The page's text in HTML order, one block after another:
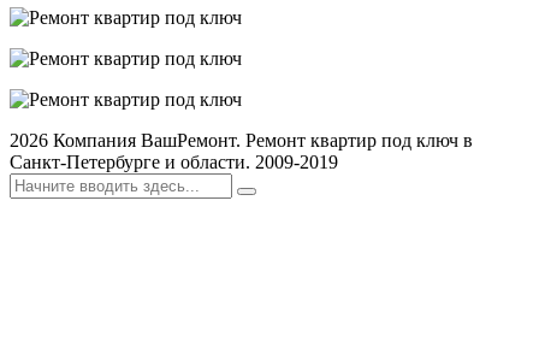
2026 Компания ВашРемонт. Ремонт квартир под ключ в
Санкт-Петербурге и области. 2009-2019